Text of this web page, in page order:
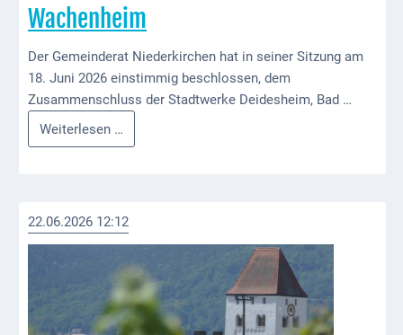
Breitbandausbau/
Telekommunikation
Post
Mobilität
Wasser-
Defibrillatoren
Notfallnummern
Suche
Wachenheim
Der Gemeinderat Niederkirchen hat in seiner Sitzung am
18. Juni 2026 einstimmig beschlossen, dem
Zusammenschluss der Stadtwerke Deidesheim, Bad …
Weiterlesen …
Stadtwerke
Stadtwerken
Dürkheim
Wachenheim
22.06.2026 12:12